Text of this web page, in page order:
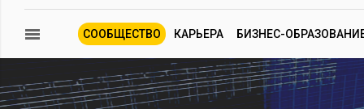
СООБЩЕСТВО КАРЬЕРА БИЗНЕС-